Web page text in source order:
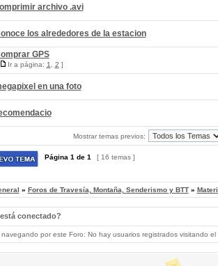
archivo .avi
los alrededores de la estacion
GPS
Ir a página: 1 2 ]
en una foto
Mostrar temas previos:
Página 1 de 1 [ 16 temas ]
» Foros de Travesía, Montaña, Senderismo y BTT»
conectado?
navegando por este Foro: No hay usuarios registrados visitando